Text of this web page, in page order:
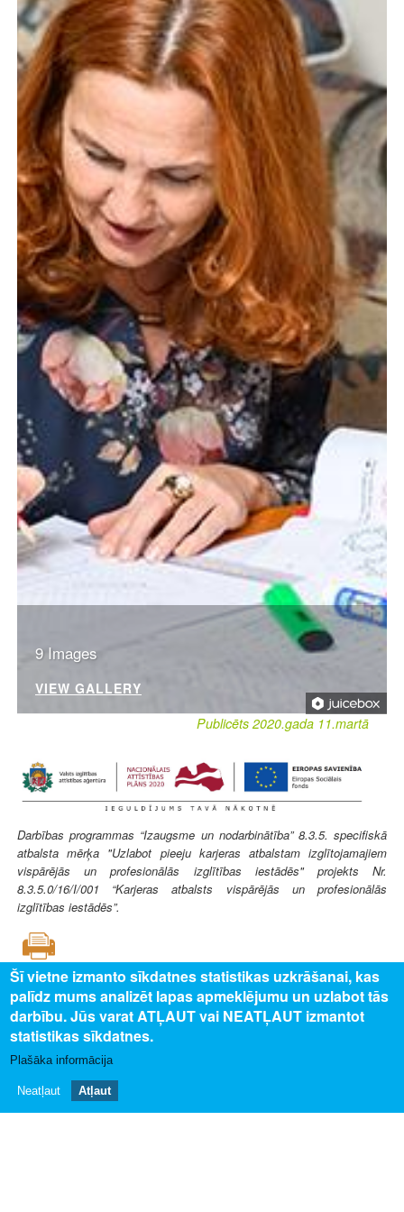
9 Images
VIEW GALLERY
Publicēts 2020.gada 11.martā
Darbības programmas “Izaugsme un nodarbinātība” 8.3.5. specifiskā
atbalsta mērķa "Uzlabot pieeju karjeras atbalstam izglītojamajiem
vispārējās un profesionālās izglītības iestādēs" projekts Nr.
8.3.5.0/16/I/001 “Karjeras atbalsts vispārējās un profesionālās
izglītības iestādēs”.
SAISTĪTAIS SATURS
Uz profesijas aprakstu
PAR MUMS
Par profesiju pasauli
Šī vietne izmanto sīkdatnes statistikas uzkrāšanai, kas
palīdz mums analizēt lapas apmeklējumu un uzlabot tās
darbību. Jūs varat ATĻAUT vai NEATĻAUT izmantot
statistikas sīkdatnes.
Plašāka informācija
Neatļaut Atļaut